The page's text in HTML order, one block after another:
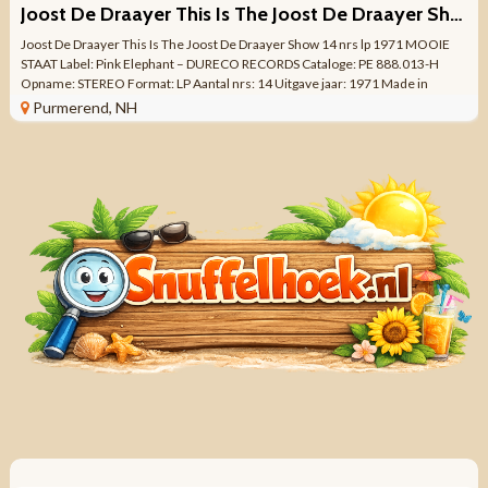
Joost De Draayer This Is The Joost De Draayer Show 14 nrs LP
Joost De Draayer This Is The Joost De Draayer Show 14 nrs lp 1971 MOOIE
STAAT Label: Pink Elephant – DURECO RECORDS Cataloge: PE 888.013-H
Opname: STEREO Format: LP Aantal nrs: 14 Uitgave jaar: 1971 Made in
HOLLAND Genre: ...
Purmerend, NH